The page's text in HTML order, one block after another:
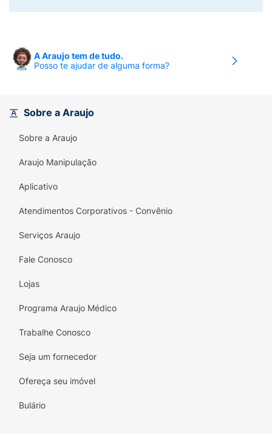
A Araujo tem de tudo.
Posso te ajudar de alguma forma?
Sobre a Araujo
Sobre a Araujo
Araujo Manipulação
Aplicativo
Atendimentos Corporativos - Convênio
Serviços Araujo
Fale Conosco
Lojas
Programa Araujo Médico
Trabalhe Conosco
Seja um fornecedor
Ofereça seu imóvel
Bulário